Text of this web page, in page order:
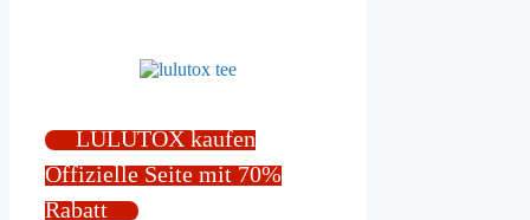
LULUTOX kaufen
Offizielle Seite mit 70%
Rabatt